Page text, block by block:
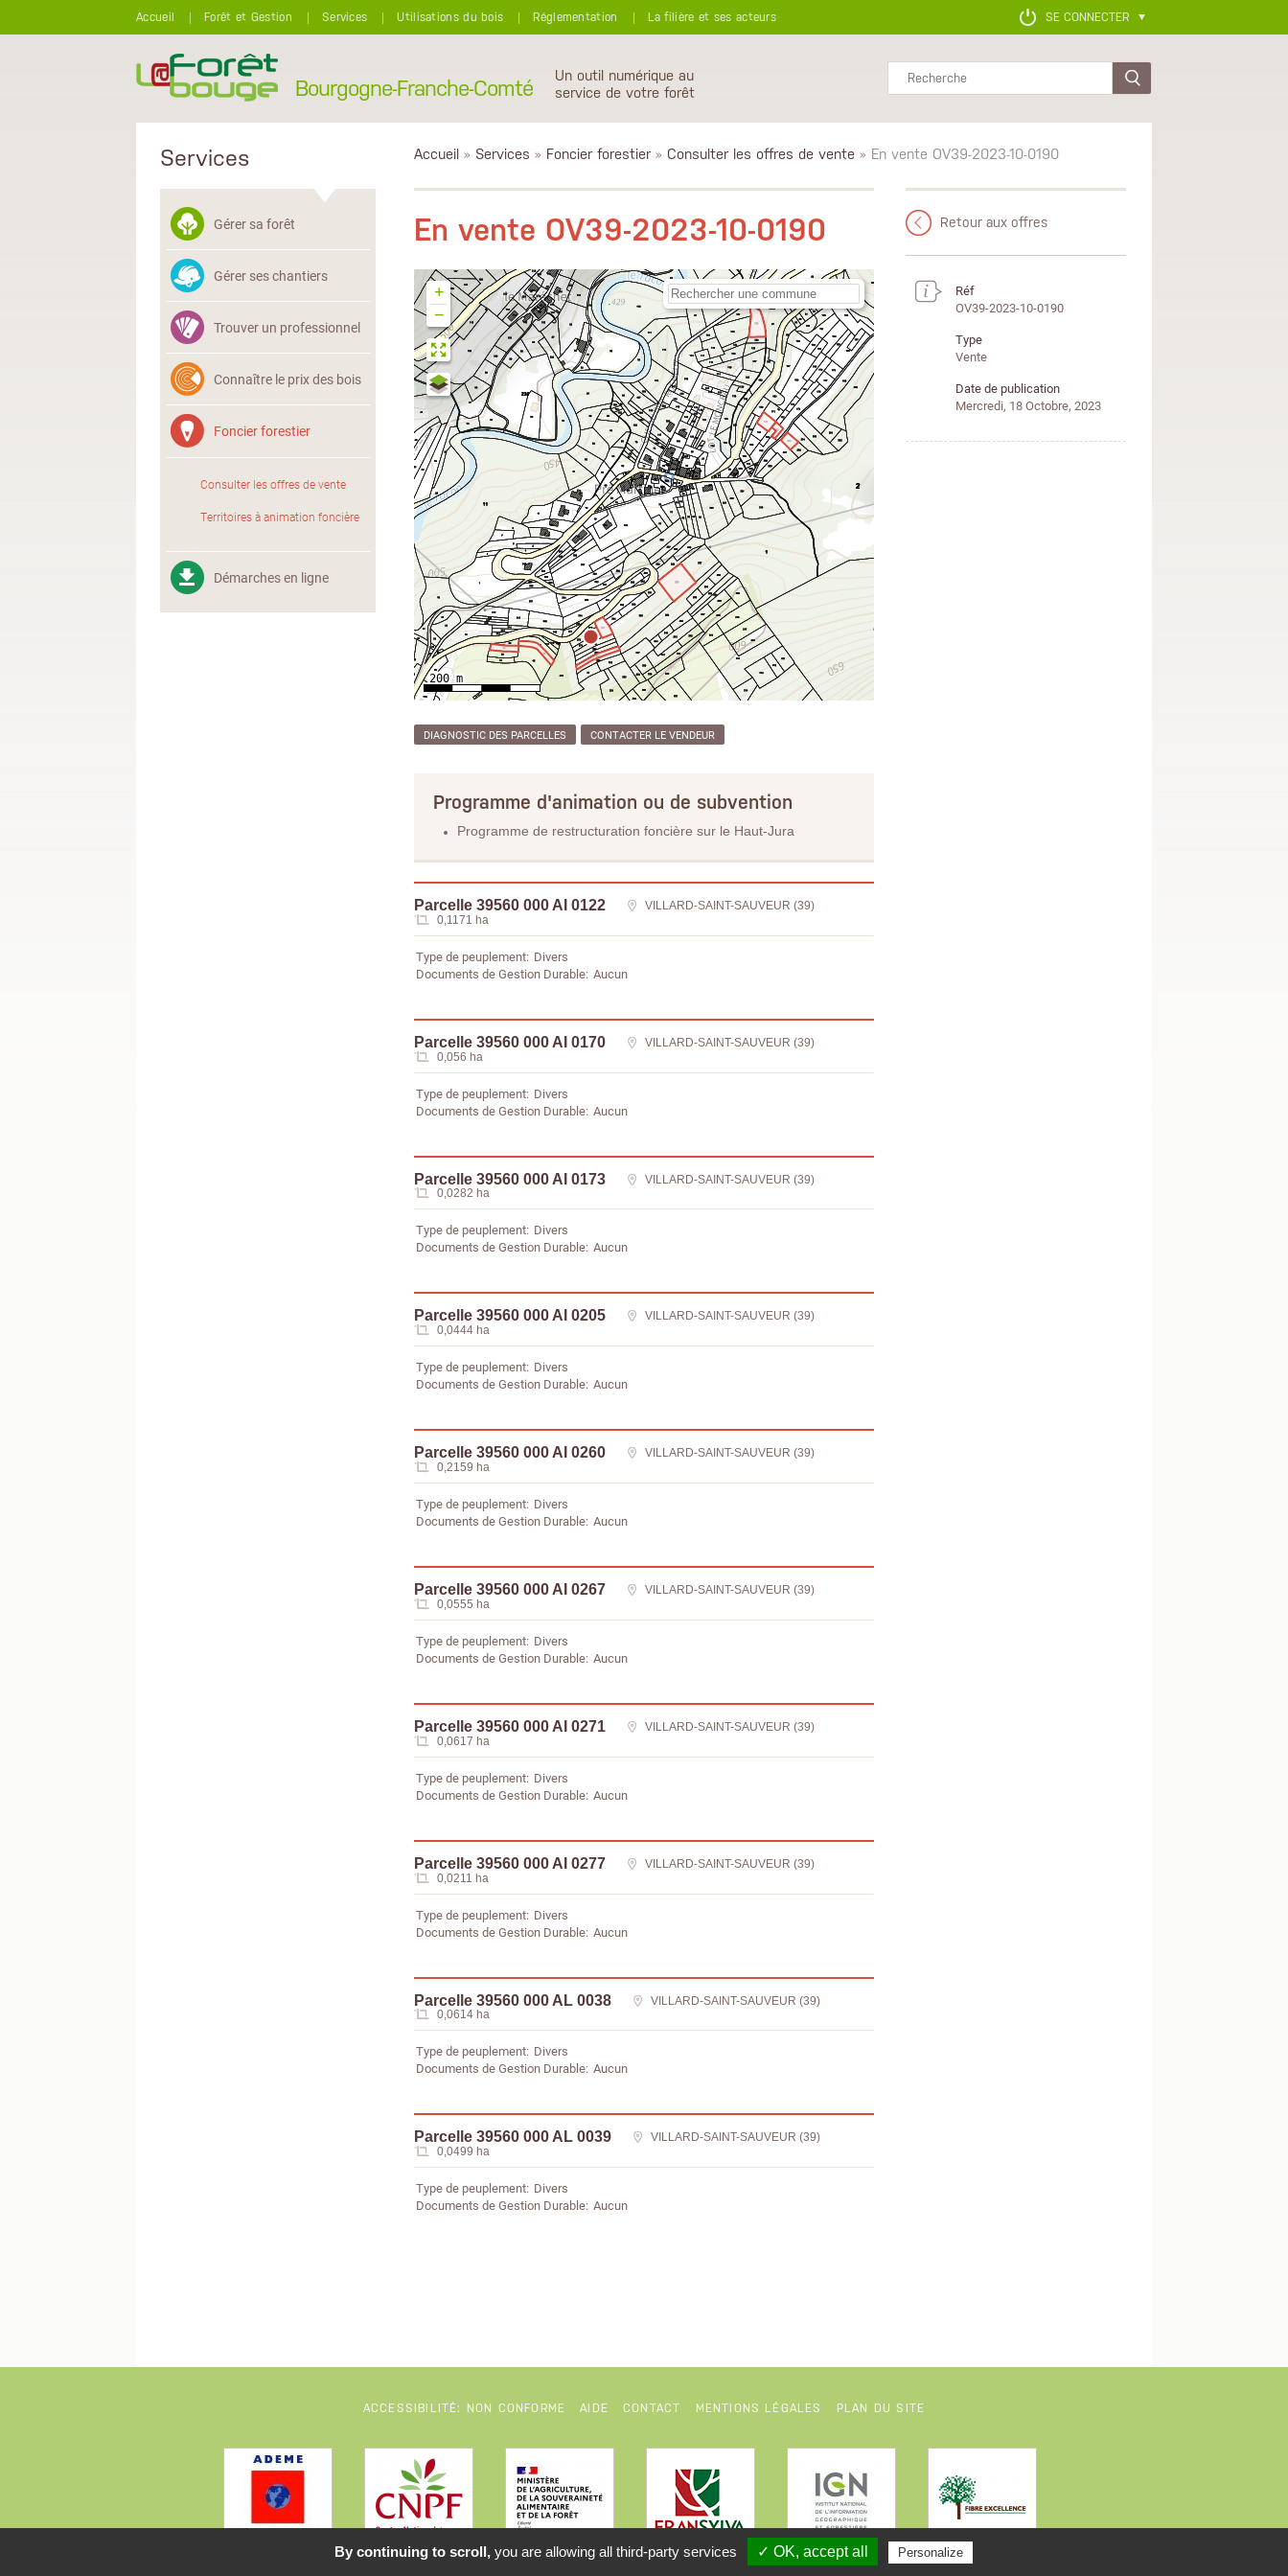
Accueil
Forêt et Gestion Services Utilisations du bois Réglementation La filière et ses acteurs SE CONNECTER
Bourgogne-Franche-Comté
Un outil numérique au
service de votre forêt
Rechercher
Services
Gérer sa forêt
Gérer ses chantiers
Trouver un professionnel
Connaître le prix des bois
Foncier forestier
Consulter les offres de vente
Territoires à animation foncière
Démarches en ligne
Accueil » Services » Foncier forestier» Consulter les offres de vente » En vente OV39-2023-10-0190
En vente OV39-2023-10-0190
+
−
DIAGNOSTIC DES PARCELLES CONTACTER LE VENDEUR
Programme d'animation ou de subvention
Programme de restructuration foncière sur le Haut-Jura
Parcelle 39560 000 AI 0122
VILLARD-SAINT-SAUVEUR (39)
0,1171 ha
Type de peuplement Divers
Documents de Gestion Durable Aucun
Parcelle 39560 000 AI 0170
VILLARD-SAINT-SAUVEUR (39)
0,056 ha
Type de peuplement Divers
Documents de Gestion Durable Aucun
Parcelle 39560 000 AI 0173
VILLARD-SAINT-SAUVEUR (39)
0,0282 ha
Type de peuplement Divers
Documents de Gestion Durable Aucun
Parcelle 39560 000 AI 0205
VILLARD-SAINT-SAUVEUR (39)
0,0444 ha
Type de peuplement Divers
Documents de Gestion Durable Aucun
Parcelle 39560 000 AI 0260
VILLARD-SAINT-SAUVEUR (39)
0,2159 ha
Type de peuplement Divers
Documents de Gestion Durable Aucun
Parcelle 39560 000 AI 0267
VILLARD-SAINT-SAUVEUR (39)
0,0555 ha
Type de peuplement Divers
Documents de Gestion Durable Aucun
Parcelle 39560 000 AI 0271
VILLARD-SAINT-SAUVEUR (39)
0,0617 ha
Type de peuplement Divers
Documents de Gestion Durable Aucun
Parcelle 39560 000 AI 0277
VILLARD-SAINT-SAUVEUR (39)
0,0211 ha
Type de peuplement Divers
Documents de Gestion Durable Aucun
Parcelle 39560 000 AL 0038
VILLARD-SAINT-SAUVEUR (39)
0,0614 ha
Type de peuplement Divers
Documents de Gestion Durable Aucun
Parcelle 39560 000 AL 0039
VILLARD-SAINT-SAUVEUR (39)
0,0499 ha
Type de peuplement Divers
Documents de Gestion Durable Aucun
Retour aux offres
Réf
OV39-2023-10-0190
Type
Vente
Date de publication
Mercredi, 18 Octobre, 2023
ACCESSIBILITÉ: NON CONFORME AIDE CONTACT MENTIONS LÉGALES PLAN DU SITE
By continuing to scroll, you are allowing all third-party services ✓ OK, accept all Personalize